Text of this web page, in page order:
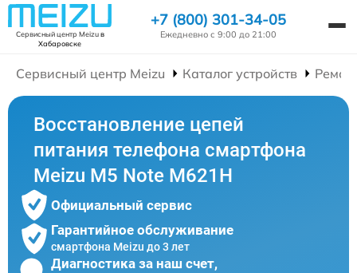
Сервисный центр Meizuв
Хабаровске
+7 (800) 301-34-05
Ежедневно с 9:00 до 21:00
Сервисный центр Meizu Каталог устройств
Восстановление цепей
питания телефона смартфона
Meizu M5 Note M621H
Официальный сервис
Гарантийное обслуживание
смартфона Meizu до 3 лет
Диагностика за наш счет,